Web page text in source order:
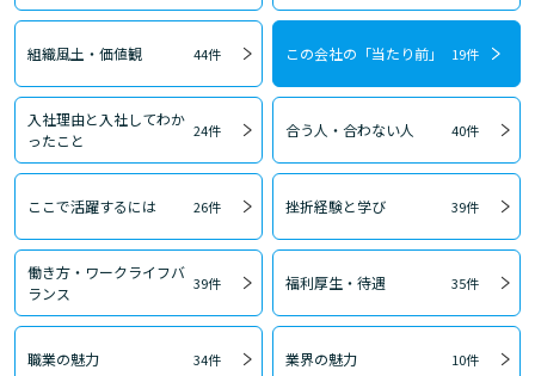
組織風土・価値観 44件 この会社の「当たり前」 19件
入社理由と入社してわか
ったこと
24件 合う人・合わない人 40件
ここで活躍するには 26件 挫折経験と学び 39件
働き方・ワークライフバ
ランス
39件 福利厚生・待遇 35件
職業の魅力 34件 業界の魅力 10件